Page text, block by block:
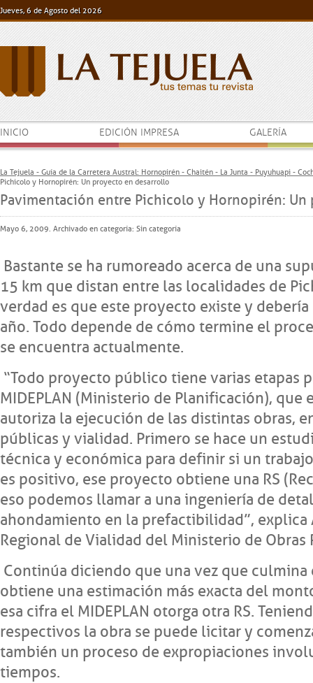
Jueves, 6 de Agosto del 2026
INICIO EDICIÓN IMPRESA GALERÍA
La Tejuela - Guía de la Carretera Austral: Hornopirén - Chaitén - La Junta - Puyuhuapi -
Pichicolo y Hornopirén: Un proyecto en desarrollo
Pavimentación entre Pichicolo y Hornopirén:
Mayo 6, 2009. Archivado en categoría: Sin categoría
Bastante se ha rumoreado acerca de una
15 km que distan entre las localidades de
verdad es que este proyecto existe y
año. Todo depende de cómo termine el
se encuentra actualmente.
“Todo proyecto público tiene varias etapas
MIDEPLAN (Ministerio de Planificación), que
autoriza la ejecución de las distintas obras,
públicas y vialidad. Primero se hace un
técnica y económica para definir si un
es positivo, ese proyecto obtiene una RS
eso podemos llamar a una ingeniería de
ahondamiento en la prefactibilidad”,
Regional de Vialidad del Ministerio de Obras
Continúa diciendo que una vez que
obtiene una estimación más exacta del
esa cifra el MIDEPLAN otorga otra RS.
respectivos la obra se puede licitar y
también un proceso de expropiaciones
tiempos.